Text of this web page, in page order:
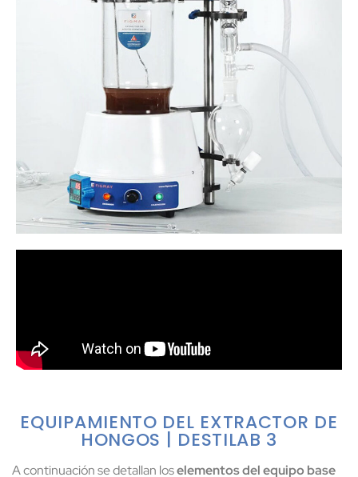
EQUIPAMIENTO DEL EXTRACTOR DE
HONGOS | DESTILAB 3
A continuación se detallan loselementos del equipo base